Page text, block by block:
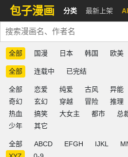
包子漫画 分类 最新上架
全部 国漫 日本 韩国 欧美
全部 连载中 已完结
全部 恋爱 纯爱 古风 异能
奇幻
玄幻 穿越 冒险 推理
热血
搞笑 大女主 都市 总
少年
其它
全部 ABCD EFGH IJKL